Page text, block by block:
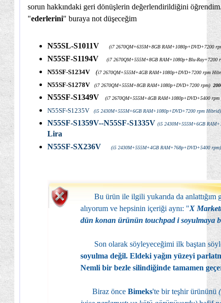
sorun hakkındaki geri dönüşlerin değerlendirildiğini
"ederlerini" buraya not düşeceğim
N55SL-S1011V (i7 2670QM+635M+8GB RAM+1080p+DVD+7200
N55SF-S1194V (i7 2670QM+555M+8GB RAM+1080p+Blu-Ray+7200
N55SF-S1234V (i7 2670QM+555M+4GB RAM+1080p+DVD+7200 rpm
N55SF-S1278V (i7 2670QM+555M+8GB RAM+1080p+DVD+7200 rpm)
N55SF-S1349V (i7 2670QM+555M+4GB RAM+1080p+DVD+5400
N55SF-S1235V (i5 2430M+555M+6GB RAM+1080p+DVD+7200 rpm
N55SF-S1359V--N55SF-S1335V (i5 2430M+555M+6GB
Lira
N55SF-SX236V
(i5 2430M+555M+4GB RAM+768p+DVD+5400
Bu ürün ile ilgili yukarıda da anlattığım
alıyorum ve hepsinin içeriği aynı: "X
dün konan ürünün touchpad i soyulmaya
Son olarak söyleyeceğimi ilk baştan
soyulma değil. Eldeki yağın yüzeyi
Nemli bir bezle silindiğinde tamamen
Biraz önce Bimeks'te bir teşhir ürününü